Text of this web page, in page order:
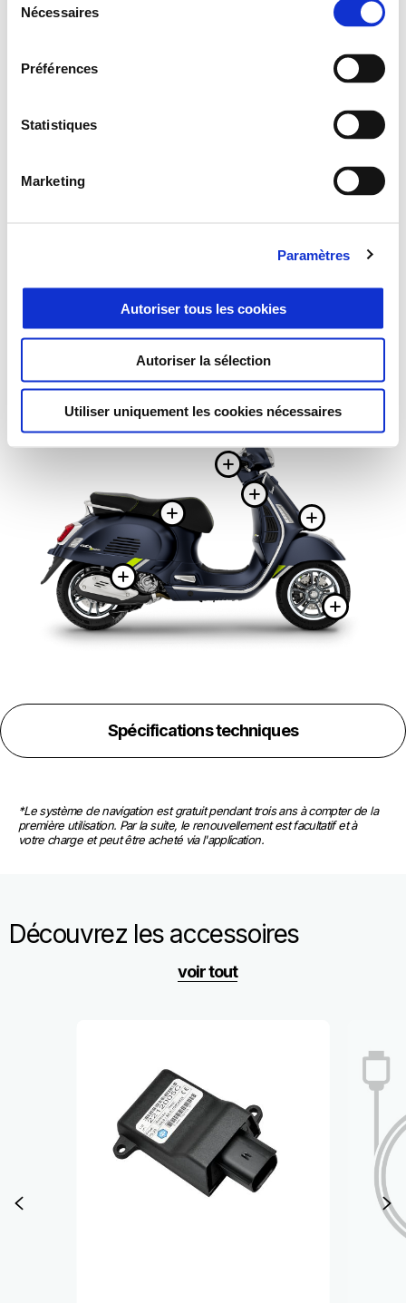
Nécessaires
Préférences
Statistiques
Marketing
Paramètres
Autoriser tous les cookies
Autoriser la sélection
Utiliser uniquement les cookies nécessaires
Plus
Plus
Plus d'informations
Plus
Plus
Spécifications techniques
*Le système de navigation est gratuit pendant trois ans à compter de la
première utilisation. Par la suite, le renouvellement est facultatif et à
votre charge et peut être acheté via l'application.
Découvrez les accessoires
voir tout